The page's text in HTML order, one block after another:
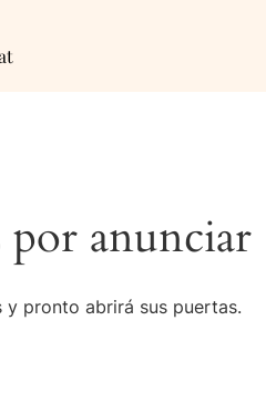
por anunciar
y pronto abrirá sus puertas.